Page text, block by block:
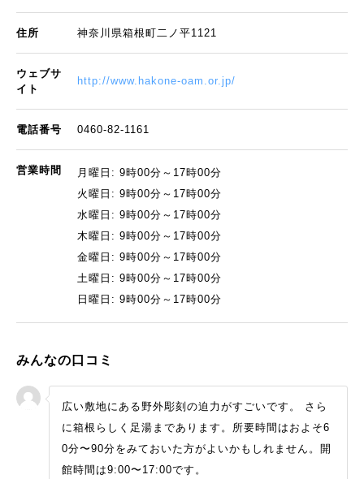
住所 神奈川県箱根町二ノ平1121
ウェブサ
イト
http://www.hakone-oam.or.jp/
電話番号 0460-82-1161
営業時間
月曜日: 9時00分～17時00分
火曜日: 9時00分～17時00分
水曜日: 9時00分～17時00分
木曜日: 9時00分～17時00分
金曜日: 9時00分～17時00分
土曜日: 9時00分～17時00分
日曜日: 9時00分～17時00分
みんなの口コミ
広い敷地にある野外彫刻の迫力がすごいです。 さら
に箱根らしく足湯まであります。所要時間はおよそ6
0分〜90分をみておいた方がよいかもしれません。開
館時間は9:00〜17:00です。